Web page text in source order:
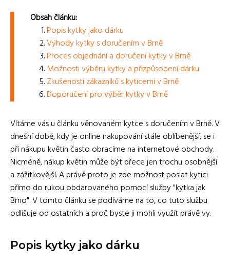
Obsah článku:
Popis kytky jako dárku
Výhody kytky s doručením v Brně
Proces objednání a doručení kytky v Brně
Možnosti výběru kytky a přizpůsobení dárku
Zkušenosti zákazníků s kyticemi v Brně
Doporučení pro výběr kytky v Brně
Vítáme vás u článku věnovaném kytce s doručením v Brně. V
dnešní době, kdy je online nakupování stále oblíbenější, se i
při nákupu květin často obracíme na internetové obchody.
Nicméně, nákup květin může být přece jen trochu osobnější
a zážitkovější. A právě proto je zde možnost poslat kytici
přímo do rukou obdarovaného pomocí služby "kytka jak
Brno". V tomto článku se podíváme na to, co tuto službu
odlišuje od ostatních a proč byste ji mohli využít právě vy.
Popis kytky jako dárku